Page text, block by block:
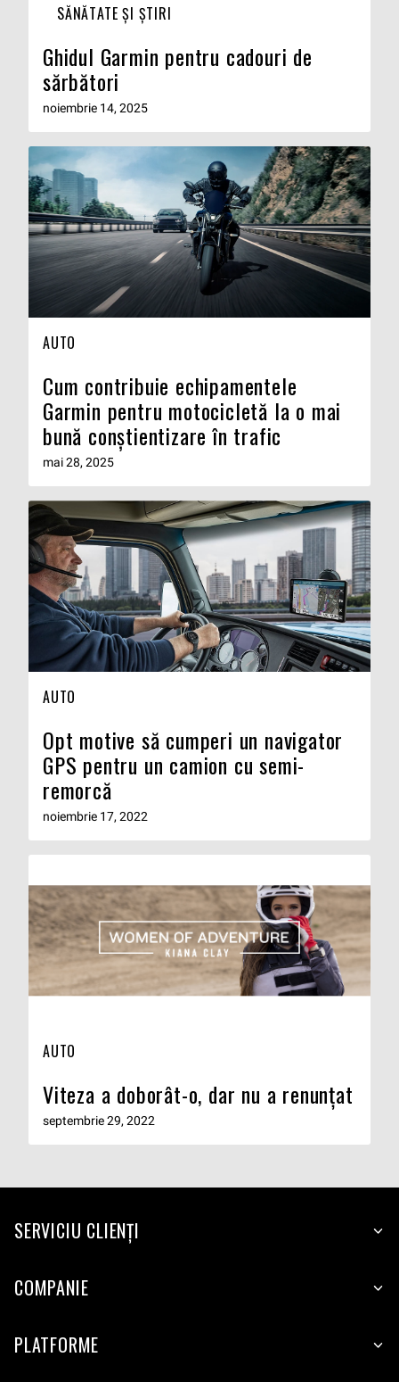
SĂNĂTATE ȘI ȘTIRI
Ghidul Garmin pentru cadouri de
sărbători
noiembrie 14, 2025
AUTO
Cum contribuie echipamentele
Garmin pentru motocicletă la o mai
bună conștientizare în trafic
mai 28, 2025
AUTO
Opt motive să cumperi un navigator
GPS pentru un camion cu semi-
remorcă
noiembrie 17, 2022
AUTO
Viteza a doborât-o, dar nu a renunțat
septembrie 29, 2022
SERVICIU CLIENŢI
COMPANIE
PLATFORME